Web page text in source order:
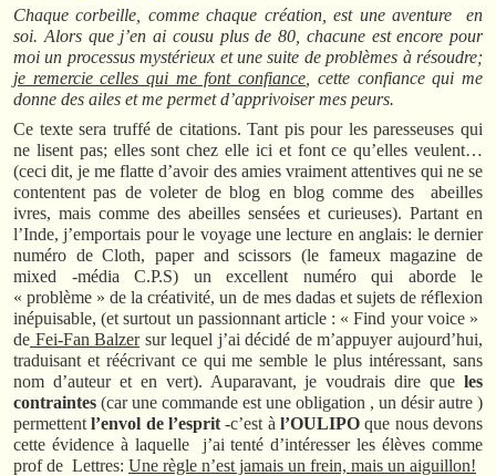
Chaque corbeille, comme chaque création, est une aventure en
soi. Alors que j’en ai cousu plus de 80, chacune est encore pour
moi un processus mystérieux et une suite de problèmes à résoudre;
je remercie celles qui me font confiance , cette confiance qui me
donne des ailes et me permet d’apprivoiser mes peurs.
Ce texte sera truffé de citations. Tant pis pour les paresseuses qui
ne lisent pas; elles sont chez elle ici et font ce qu’elles veulent…
(ceci dit, je me flatte d’avoir des amies vraiment attentives qui ne se
contentent pas de voleter de blog en blog comme des abeilles
ivres, mais comme des abeilles sensées et curieuses). Partant en
l’Inde, j’emportais pour le voyage une lecture en anglais: le dernier
numéro de Cloth, paper and scissors (le fameux magazine de
mixed -média C.P.S) un excellent numéro qui aborde le
« problème » de la créativité, un de mes dadas et sujets de réflexion
inépuisable, (et surtout un passionnant article : « Find your voice »
de Fei-Fan Balzersur lequel j’ai décidé de m’appuyer aujourd’hui,
traduisant et réécrivant ce qui me semble le plus intéressant, sans
nom d’auteur et en vert). Auparavant, je voudrais dire que les
contraintes (car une commande est une obligation , un désir autre )
permettentl’envol de l’esprit -c’est àl’OULIPO que nous devons
cette évidence à laquelle j’ai tenté d’intéresser les élèves comme
prof de Lettres: Une règle n’est jamais un frein, mais un aiguillon!